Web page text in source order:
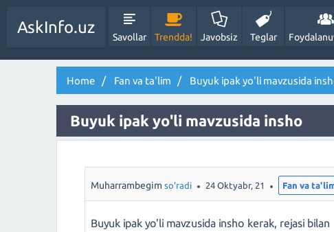
AskInfo.uz
Savollar Trendda! Javobsiz Teglar
Home Fan va ta'lim Buyuk ipak yo'li mavzusida
Buyuk ipak yo'li mavzusida insho
Muharrambegim so'radi 24 Oktyabr, 21 Fan va
Buyuk ipak yo'li mavzusida insho kerak, rejasi bilan